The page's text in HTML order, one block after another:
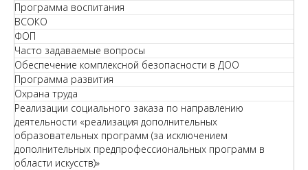
Программа воспитания
ВСОКО
ФОП
Часто задаваемые вопросы
Обеспечение комплексной безопасности в ДОО
Программа развития
Охрана труда
Реализации социального заказа по направлению
деятельности «реализация дополнительных
образовательных программ (за исключением
дополнительных предпрофессиональных программ в
области искусств)»